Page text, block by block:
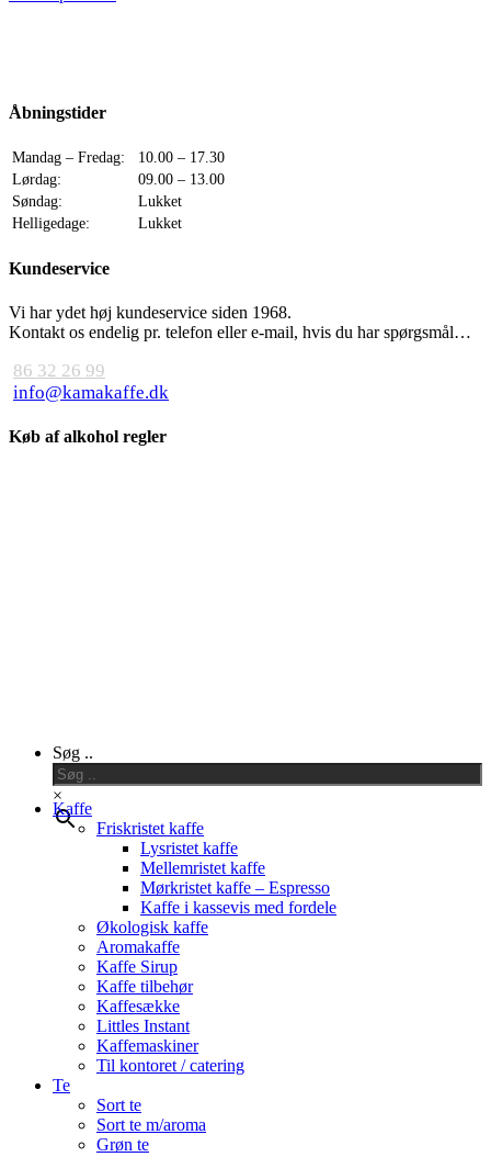
Åbningstider
Mandag – Fredag:
10.00 – 17.30
Lørdag:
09.00 – 13.00
Søndag:
Lukket
Helligedage:
Lukket
Kundeservice
Vi har ydet høj kundeservice siden 1968.
Kontakt os endelig pr. telefon eller e-mail, hvis du har spørgsmål…
86 32 26 99
info@kamakaffe.dk
Køb af alkohol regler
Menu
Søg ..
×
Kaffe
Friskristet kaffe
Lysristet kaffe
Mellemristet kaffe
Mørkristet kaffe – Espresso
Kaffe i kassevis med fordele
Økologisk kaffe
Aromakaffe
Kaffe Sirup
Kaffe tilbehør
Kaffesække
Littles Instant
Kaffemaskiner
Til kontoret / catering
Te
Sort te
Sort te m/aroma
Grøn te